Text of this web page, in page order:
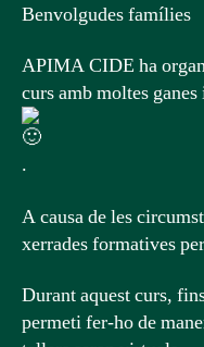
Benvolgudes famílies
APIMA CIDE ha
curs amb moltes
.
A causa de les
xerrades formatives
Durant aquest curs,
permeti fer-ho de